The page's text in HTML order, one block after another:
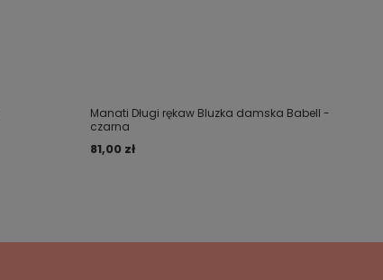
Manati Długi rękaw Bluzka damska Babell -
czarna
81,00 zł